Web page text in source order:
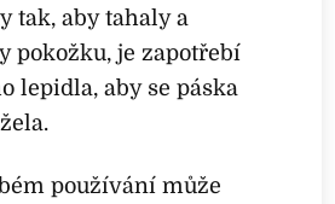
tak, aby tahaly a
pokožku, je zapotřebí
lepidla, aby se páska
používání může